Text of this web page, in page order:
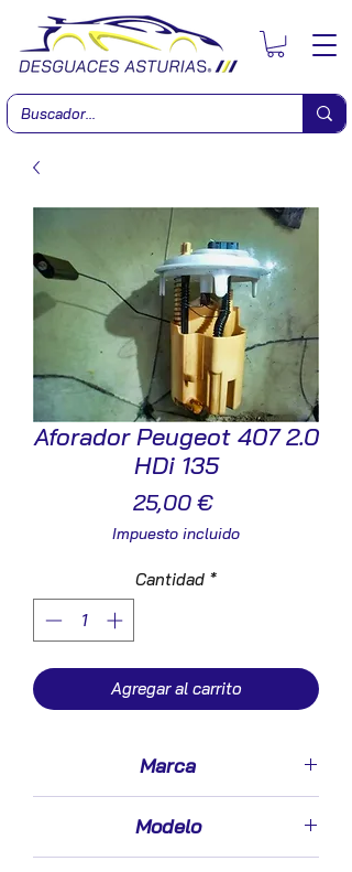
Aforador Peugeot 407 2.0
HDi 135
25,00 €Precio
Impuesto incluido
Cantidad *
Agregar al carrito
Marca
Modelo